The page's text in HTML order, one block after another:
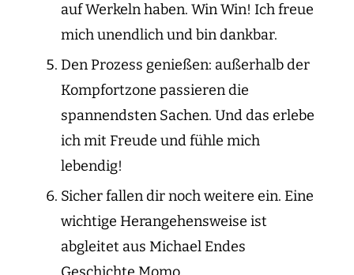
auf Werkeln haben. Win Win! Ich freue
mich unendlich und bin dankbar.
Den Prozess genießen: außerhalb der
Kompfortzone passieren die
spannendsten Sachen. Und das erlebe
ich mit Freude und fühle mich
lebendig!
Sicher fallen dir noch weitere ein. Eine
wichtige Herangehensweise ist
abgleitet aus Michael Endes